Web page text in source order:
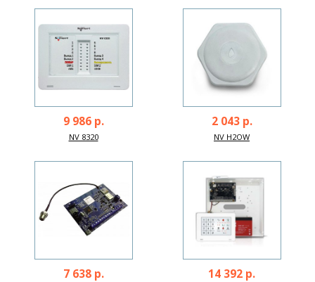
9 986 р.
NV 8320
2 043 р.
NV H2OW
7 638 р. 14 392 р.